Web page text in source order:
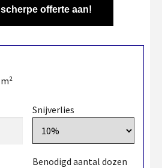
offerte aan!
m²
Snijverlies
Benodigd aantal dozen